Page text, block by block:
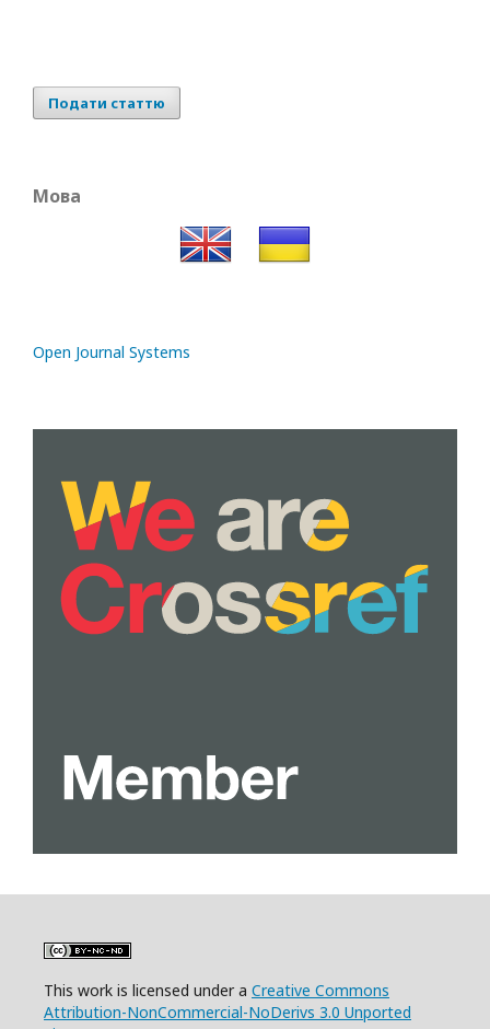
Подати статтю
Мова
Open Journal Systems
This work is licensed under a Creative Commons
Attribution-NonCommercial-NoDerivs 3.0 Unported